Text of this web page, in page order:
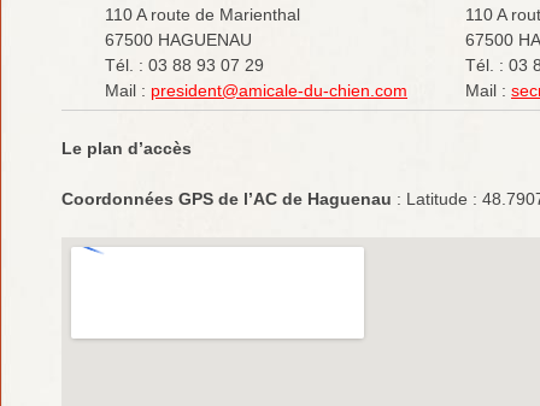
110 A route de Marienthal
67500 HAGUENAU
Tél. : 03 88 93 07 29
Mail : president@amicale-du-chien.com
110 A
67500
Tél. : 03
Mail :
Le plan d’accès
Coordonnées GPS de l’AC de Haguenau : Latitude :